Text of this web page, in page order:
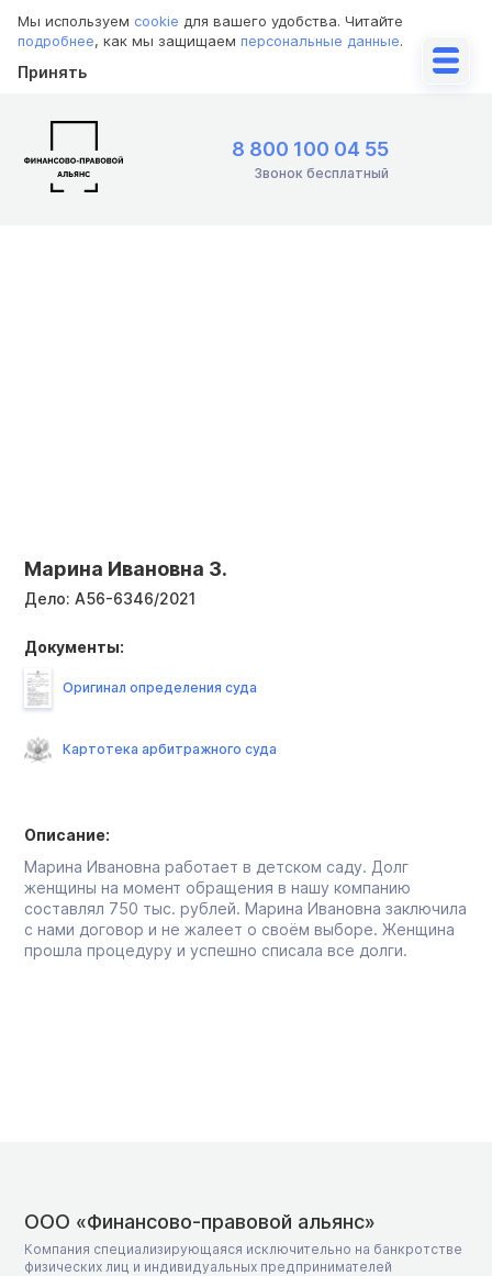
Мы используем cookie для вашего удобства. Читайте
подробнее, как мы защищаем персональные данные.
Принять
8 800 100 04 55
Звонок бесплатный
Марина Ивановна З.
Дело: А56-6346/2021
Описание:
Марина Ивановна работает в детском саду. Долг
женщины на момент обращения в нашу компанию
составлял 750 тыс. рублей. Марина Ивановна заключила
с нами договор и не жалеет о своём выборе. Женщина
прошла процедуру и успешно списала все долги.
Документы:
Оригинал определения суда
Картотека арбитражного суда
ООО «Финансово-правовой альянс»
Компания специализирующаяся исключительно на банкротстве
физических лиц и индивидуальных предпринимателей